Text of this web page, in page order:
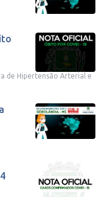
de Hipertensão Arterial e